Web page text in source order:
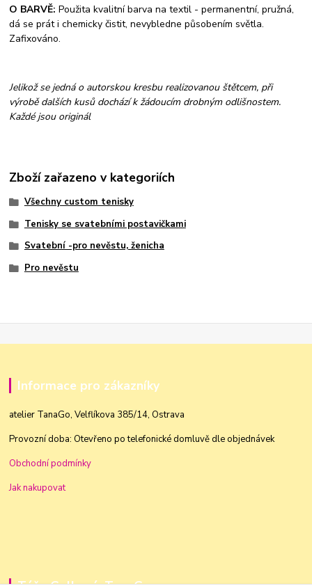
O BARVĚ: Použita kvalitní barva na textil - permanentní, pružná,
dá se prát i chemicky čistit, nevybledne působením světla.
Zafixováno.
Jelikož se jedná o autorskou kresbu realizovanou štětcem, při
výrobě dalších kusů dochází k žádoucím drobným odlišnostem.
Každé jsou originál
Zboží zařazeno v kategoriích
Všechny custom tenisky
Tenisky se svatebními postavičkami
Svatební -pro nevěstu, ženicha
Pro nevěstu
Informace pro zákazníky
atelier TanaGo, Velflíkova 385/14, Ostrava
Provozní doba: Otevřeno po telefonické domluvě dle objednávek
Obchodní podmínky
Jak nakupovat